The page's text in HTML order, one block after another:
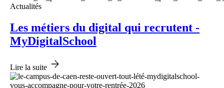
Actualités
Les métiers du digital qui recrutent -
MyDigitalSchool
Lire la suite